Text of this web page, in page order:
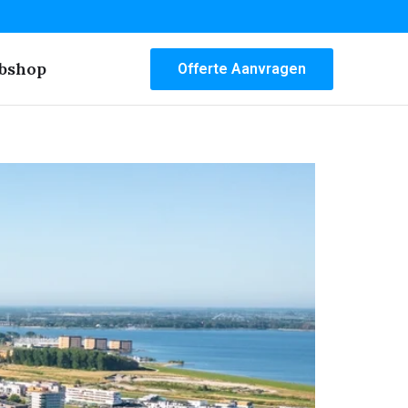
Offerte Aanvragen